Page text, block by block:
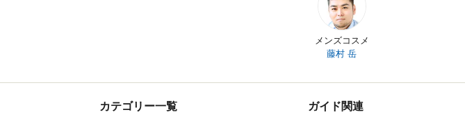
メンズコスメ
藤村 岳
カテゴリー一覧 ガイド関連